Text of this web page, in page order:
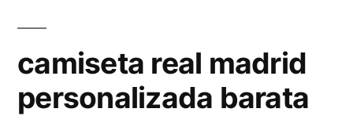
camiseta real madrid
personalizada barata